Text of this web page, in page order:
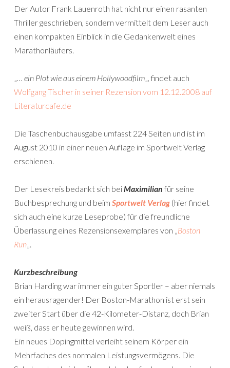
Der Autor Frank Lauenroth hat nicht nur einen rasanten
Thriller geschrieben, sondern vermittelt dem Leser auch
einen kompakten Einblick in die Gedankenwelt eines
Marathonläufers.
„… ein Plot wie aus einem Hollywoodfilm„, findet auch
Wolfgang Tischer in seiner Rezension vom 12.12.2008 auf
Literaturcafe.de
Die Taschenbuchausgabe umfasst 224 Seiten und ist im
August 2010 in einer neuen Auflage im Sportwelt Verlag
erschienen.
Der Lesekreis bedankt sich beiMaximilian für seine
Buchbesprechung und beim Sportwelt Verlag (hier findet
sich auch eine kurze Leseprobe) für die freundliche
Überlassung eines Rezensionsexemplares von „Boston
Run„.
Kurzbeschreibung
Brian Harding war immer ein guter Sportler – aber niemals
ein herausragender! Der Boston-Marathon ist erst sein
zweiter Start über die 42-Kilometer-Distanz, doch Brian
weiß, dass er heute gewinnen wird.
Ein neues Dopingmittel verleiht seinem Körper ein
Mehrfaches des normalen Leistungsvermögens. Die